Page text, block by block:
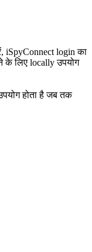
iSpyConnect login का
के लिए locally उपयोग
होता है जब तक